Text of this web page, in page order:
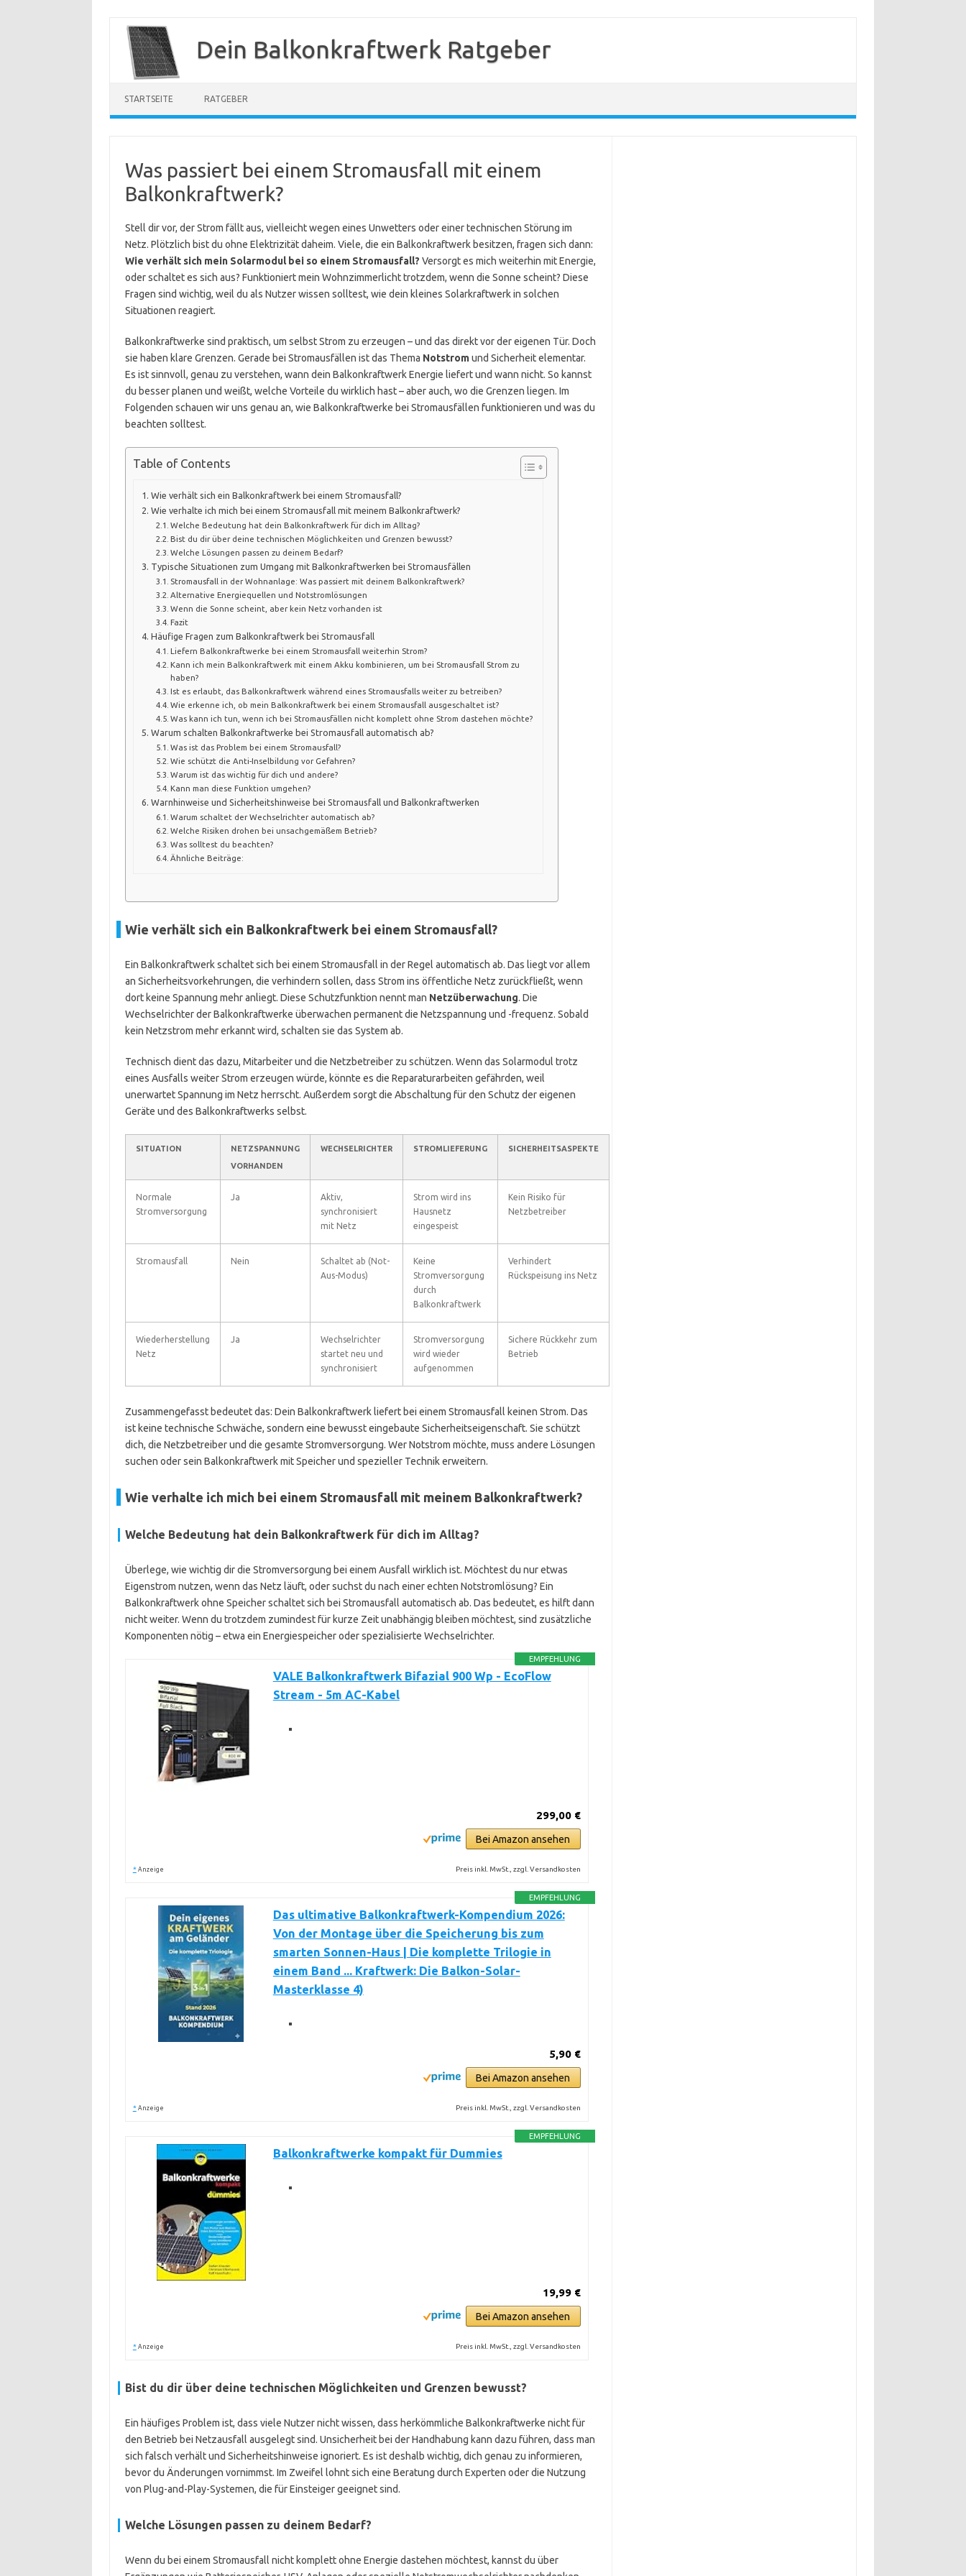
Inhalt
springen
Dein Balkonkraftwerk Ratgeber
STARTSEITE RATGEBER
Was passiert bei einem Stromausfall mit einem
Balkonkraftwerk?
Stell dir vor, der Strom fällt aus, vielleicht wegen eines Unwetters oder einer technischen Störung im
Netz. Plötzlich bist du ohne Elektrizität daheim. Viele, die ein Balkonkraftwerk besitzen, fragen sich dann:
Wie verhält sich mein Solarmodul bei so einem Stromausfall? Versorgt es mich weiterhin mit Energie,
oder schaltet es sich aus? Funktioniert mein Wohnzimmerlicht trotzdem, wenn die Sonne scheint? Diese
Fragen sind wichtig, weil du als Nutzer wissen solltest, wie dein kleines Solarkraftwerk in solchen
Situationen reagiert.
Balkonkraftwerke sind praktisch, um selbst Strom zu erzeugen – und das direkt vor der eigenen Tür. Doch
sie haben klare Grenzen. Gerade bei Stromausfällen ist das Thema Notstromund Sicherheit elementar.
Es ist sinnvoll, genau zu verstehen, wann dein Balkonkraftwerk Energie liefert und wann nicht. So kannst
du besser planen und weißt, welche Vorteile du wirklich hast – aber auch, wo die Grenzen liegen. Im
Folgenden schauen wir uns genau an, wie Balkonkraftwerke bei Stromausfällen funktionieren und was du
beachten solltest.
Table of Contents
Wie verhält sich ein Balkonkraftwerk bei einem Stromausfall?
Wie verhalte ich mich bei einem Stromausfall mit meinem Balkonkraftwerk?
Welche Bedeutung hat dein Balkonkraftwerk für dich im Alltag?
Bist du dir über deine technischen Möglichkeiten und Grenzen bewusst?
Welche Lösungen passen zu deinem Bedarf?
Typische Situationen zum Umgang mit Balkonkraftwerken bei Stromausfällen
Stromausfall in der Wohnanlage: Was passiert mit deinem Balkonkraftwerk?
Alternative Energiequellen und Notstromlösungen
Wenn die Sonne scheint, aber kein Netz vorhanden ist
Fazit
Häufige Fragen zum Balkonkraftwerk bei Stromausfall
Liefern Balkonkraftwerke bei einem Stromausfall weiterhin Strom?
Kann ich mein Balkonkraftwerk mit einem Akku kombinieren, um bei Stromausfall Strom zu
haben?
Ist es erlaubt, das Balkonkraftwerk während eines Stromausfalls weiter zu betreiben?
Wie erkenne ich, ob mein Balkonkraftwerk bei einem Stromausfall ausgeschaltet ist?
Was kann ich tun, wenn ich bei Stromausfällen nicht komplett ohne Strom dastehen möchte?
Warum schalten Balkonkraftwerke bei Stromausfall automatisch ab?
Was ist das Problem bei einem Stromausfall?
Wie schützt die Anti-Inselbildung vor Gefahren?
Warum ist das wichtig für dich und andere?
Kann man diese Funktion umgehen?
Warnhinweise und Sicherheitshinweise bei Stromausfall und Balkonkraftwerken
Warum schaltet der Wechselrichter automatisch ab?
Welche Risiken drohen bei unsachgemäßem Betrieb?
Was solltest du beachten?
Ähnliche Beiträge:
Wie verhält sich ein Balkonkraftwerk bei einem Stromausfall?
Ein Balkonkraftwerk schaltet sich bei einem Stromausfall in der Regel automatisch ab. Das liegt vor allem
an Sicherheitsvorkehrungen, die verhindern sollen, dass Strom ins öffentliche Netz zurückfließt, wenn
dort keine Spannung mehr anliegt. Diese Schutzfunktion nennt man Netzüberwachung. Die
Wechselrichter der Balkonkraftwerke überwachen permanent die Netzspannung und -frequenz. Sobald
kein Netzstrom mehr erkannt wird, schalten sie das System ab.
Technisch dient das dazu, Mitarbeiter und die Netzbetreiber zu schützen. Wenn das Solarmodul trotz
eines Ausfalls weiter Strom erzeugen würde, könnte es die Reparaturarbeiten gefährden, weil
unerwartet Spannung im Netz herrscht. Außerdem sorgt die Abschaltung für den Schutz der eigenen
Geräte und des Balkonkraftwerks selbst.
SITUATION
NETZSPANNUNG
VORHANDEN
WECHSELRICHTER STROMLIEFERUNG SICHERHEITSASPEKTE
Normale
Stromversorgung
Ja
Aktiv,
synchronisiert
mit Netz
Strom wird ins
Hausnetz
eingespeist
Kein Risiko für
Netzbetreiber
Stromausfall Nein
Schaltet ab (Not-
Aus-Modus)
Keine
Stromversorgung
durch
Balkonkraftwerk
Verhindert
Rückspeisung ins Netz
Wiederherstellung
Netz
Ja
Wechselrichter
startet neu und
synchronisiert
Stromversorgung
wird wieder
aufgenommen
Sichere Rückkehr zum
Betrieb
Zusammengefasst bedeutet das: Dein Balkonkraftwerk liefert bei einem Stromausfall keinen Strom. Das
ist keine technische Schwäche, sondern eine bewusst eingebaute Sicherheitseigenschaft. Sie schützt
dich, die Netzbetreiber und die gesamte Stromversorgung. Wer Notstrom möchte, muss andere Lösungen
suchen oder sein Balkonkraftwerk mit Speicher und spezieller Technik erweitern.
Wie verhalte ich mich bei einem Stromausfall mit meinem Balkonkraftwerk?
Welche Bedeutung hat dein Balkonkraftwerk für dich im Alltag?
Überlege, wie wichtig dir die Stromversorgung bei einem Ausfall wirklich ist. Möchtest du nur etwas
Eigenstrom nutzen, wenn das Netz läuft, oder suchst du nach einer echten Notstromlösung? Ein
Balkonkraftwerk ohne Speicher schaltet sich bei Stromausfall automatisch ab. Das bedeutet, es hilft dann
nicht weiter. Wenn du trotzdem zumindest für kurze Zeit unabhängig bleiben möchtest, sind zusätzliche
Komponenten nötig – etwa ein Energiespeicher oder spezialisierte Wechselrichter.
EMPFEHLUNG
VALE Balkonkraftwerk Bifazial 900 Wp - EcoFlow
Stream - 5m AC-Kabel
299,00 €
Bei Amazon ansehen
* Anzeige Preis inkl. MwSt., zzgl. Versandkosten
EMPFEHLUNG
Das ultimative Balkonkraftwerk-Kompendium 2026:
Von der Montage über die Speicherung bis zum
smarten Sonnen-Haus | Die komplette Trilogie in
einem Band ... Kraftwerk: Die Balkon-Solar-
Masterklasse 4)
5,90 €
Bei Amazon ansehen
* Anzeige Preis inkl. MwSt., zzgl. Versandkosten
EMPFEHLUNG
Balkonkraftwerke kompakt für Dummies
19,99 €
Bei Amazon ansehen
* Anzeige Preis inkl. MwSt., zzgl. Versandkosten
Bist du dir über deine technischen Möglichkeiten und Grenzen bewusst?
Ein häufiges Problem ist, dass viele Nutzer nicht wissen, dass herkömmliche Balkonkraftwerke nicht für
den Betrieb bei Netzausfall ausgelegt sind. Unsicherheit bei der Handhabung kann dazu führen, dass man
sich falsch verhält und Sicherheitshinweise ignoriert. Es ist deshalb wichtig, dich genau zu informieren,
bevor du Änderungen vornimmst. Im Zweifel lohnt sich eine Beratung durch Experten oder die Nutzung
von Plug-and-Play-Systemen, die für Einsteiger geeignet sind.
Welche Lösungen passen zu deinem Bedarf?
Wenn du bei einem Stromausfall nicht komplett ohne Energie dastehen möchtest, kannst du über